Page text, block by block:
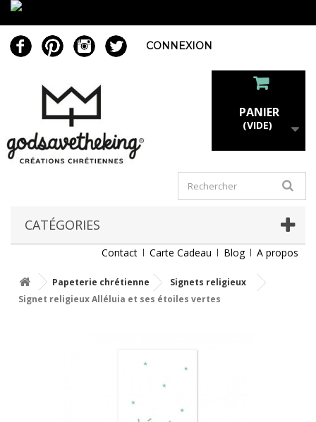
CONNEXION
PANIER
(VIDE)
CATÉGORIES
Contact Carte Cadeau Blog A propos
Papeterie chrétienne
Signets religieux
Signet religieux Alléluia et ses étoiles vertes